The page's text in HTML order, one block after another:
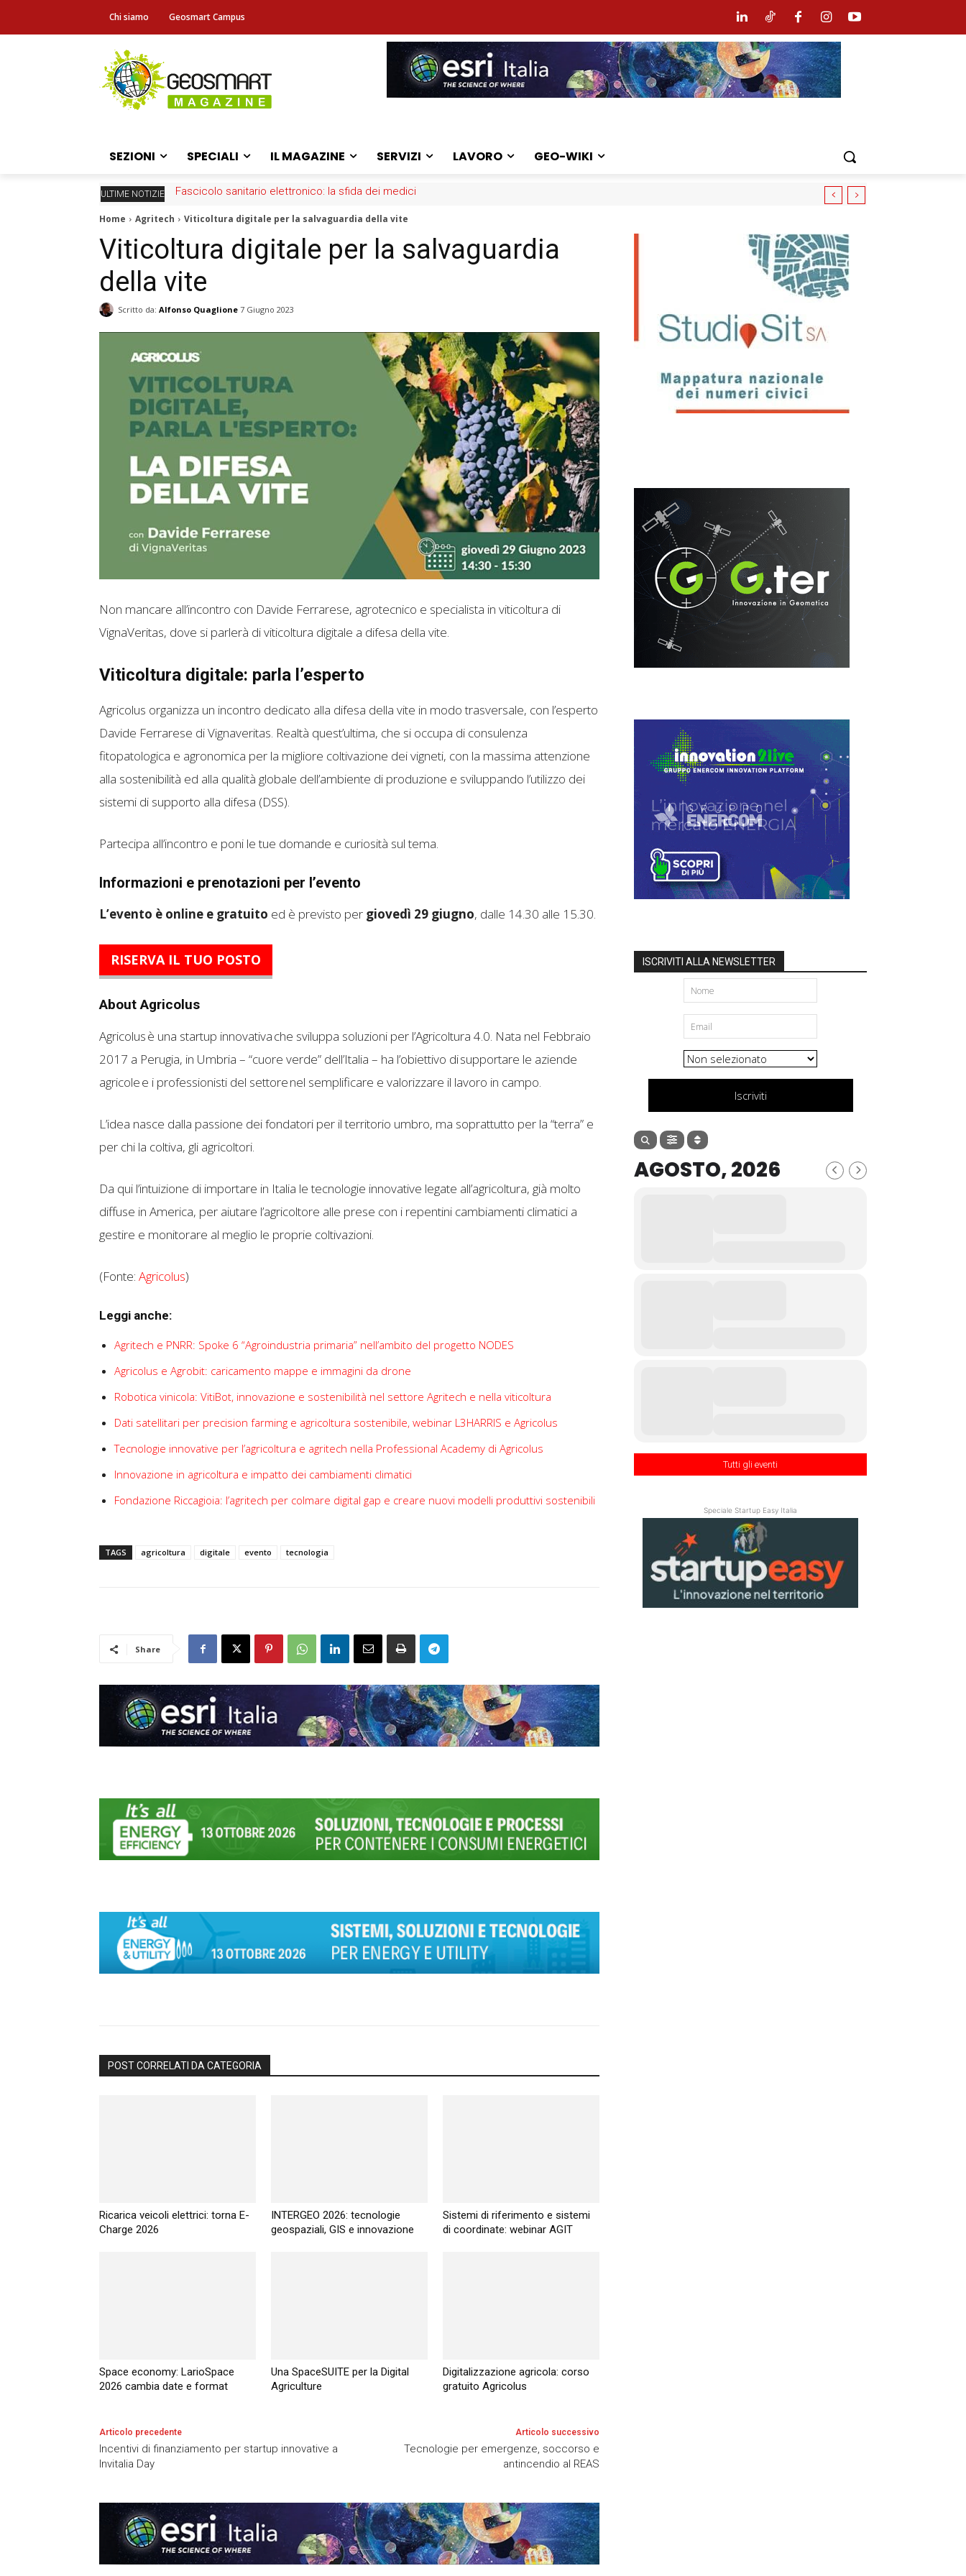
Chi siamo Geosmart Campus
SEZIONI SPECIALI IL MAGAZINE SERVIZI LAVORO GEO-WIKI
ULTIME NOTIZIE Fascicolo sanitario elettronico: la sfida dei medici
Home Agritech Viticoltura digitale per la salvaguardia della vite
Viticoltura digitale per la salvaguardia
della vite
Scritto da: Alfonso Quaglione 7 Giugno 2023
Non mancare all’incontro con Davide Ferrarese, agrotecnico e specialista in viticoltura di
VignaVeritas, dove si parlerà di viticoltura digitale a difesa della vite.
Viticoltura digitale: parla l’esperto
Agricolus organizza un incontro dedicato alla difesa della vite in modo trasversale, con l’esperto
Davide Ferrarese di Vignaveritas. Realtà quest’ultima, che si occupa di consulenza
fitopatologica e agronomica per la migliore coltivazione dei vigneti, con la massima attenzione
alla sostenibilità ed alla qualità globale dell’ambiente di produzione e sviluppando l’utilizzo dei
sistemi di supporto alla difesa (DSS).
Partecipa all’incontro e poni le tue domande e curiosità sul tema.
Informazioni e prenotazioni per l’evento
L’evento è online e gratuito ed è previsto per giovedì 29 giugno, dalle 14.30 alle 15.30.
RISERVA IL TUO POSTO
About Agricolus
Agricolus è una startup innovativa che sviluppa soluzioni per l’Agricoltura 4.0. Nata nel Febbraio
2017 a Perugia, in Umbria – “cuore verde” dell’Italia – ha l’obiettivo di supportare le aziende
agricole e i professionisti del settore nel semplificare e valorizzare il lavoro in campo.
L’idea nasce dalla passione dei fondatori per il territorio umbro, ma soprattutto per la “terra” e
per chi la coltiva, gli agricoltori.
Da qui l’intuizione di importare in Italia le tecnologie innovative legate all’agricoltura, già molto
diffuse in America, per aiutare l’agricoltore alle prese con i repentini cambiamenti climatici a
gestire e monitorare al meglio le proprie coltivazioni.
(Fonte: Agricolus)
Leggi anche:
Agritech e PNRR: Spoke 6 “Agroindustria primaria” nell’ambito del progetto NODES
Agricolus e Agrobit: caricamento mappe e immagini da drone
Robotica vinicola: VitiBot, innovazione e sostenibilità nel settore Agritech e nella viticoltura
Dati satellitari per precision farming e agricoltura sostenibile, webinar L3HARRIS e Agricolus
Tecnologie innovative per l’agricoltura e agritech nella Professional Academy di Agricolus
Innovazione in agricoltura e impatto dei cambiamenti climatici
Fondazione Riccagioia: l’agritech per colmare digital gap e creare nuovi modelli produttivi sostenibili
TAGS agricoltura digitale evento tecnologia
Share
POST CORRELATI DA CATEGORIA
Ricarica veicoli elettrici: torna E-
Charge 2026
INTERGEO 2026: tecnologie
geospaziali, GIS e innovazione
Sistemi di riferimento e sistemi
di coordinate: webinar AGIT
Space economy: LarioSpace
2026 cambia date e format
Una SpaceSUITE per la Digital
Agriculture
Digitalizzazione agricola: corso
gratuito Agricolus
Articolo precedente
Incentivi di finanziamento per startup innovative a
Invitalia Day
Articolo successivo
Tecnologie per emergenze, soccorso e
antincendio al REAS
ISCRIVITI ALLA NEWSLETTER
Iscriviti
AGOSTO, 2026
Tutti gli eventi
Speciale Startup Easy Italia